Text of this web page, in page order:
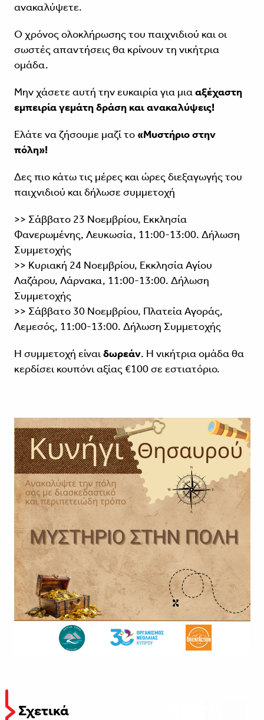
ανακαλύψετε.
Ο χρόνος ολοκλήρωσης του παιχνιδιού και οι
σωστές απαντήσεις θα κρίνουν τη νικήτρια
ομάδα.
Μην χάσετε αυτή την ευκαιρία για μιααξέχαστη
εμπειρία γεμάτη δράση και ανακαλύψεις!
Ελάτε να ζήσουμε μαζί το «Μυστήριο στην
πόλη»!
Δες πιο κάτω τις μέρες και ώρες διεξαγωγής του
παιχνιδιού και δήλωσε συμμετοχή
>> Σάββατο 23 Νοεμβρίου, Εκκλησία
Φανερωμένης, Λευκωσία, 11:00-13:00. Δήλωση
Συμμετοχής
>> Κυριακή 24 Νοεμβρίου, Εκκλησία Αγίου
Λαζάρου, Λάρνακα, 11:00-13:00. Δήλωση
Συμμετοχής
>> Σάββατο 30 Νοεμβρίου, Πλατεία Αγοράς,
Λεμεσός, 11:00-13:00. Δήλωση Συμμετοχής
Η συμμετοχή είναιδωρεάν. Η νικήτρια ομάδα θα
κερδίσει κουπόνι αξίας €100 σε εστιατόριο.
Σχετικά